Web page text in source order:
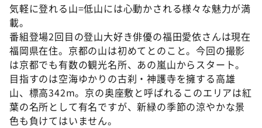
探偵！ナイトスクープ
河合＆A.B.C-Z塚田×福井アナ「なんでやねん！？」
（news おかえり）
DAIGOも台所 ～きょうの献立 何にする？～
本日はダイアンなり！シーズン２
朝だ！生です旅サラダ
気軽に登れる山=低山には心動かされる様々な魅力が満
載。
番組登場2回目の登山大好き俳優の福田愛依さんは現在
福岡県在住。京都の山は初めてとのこと。今回の撮影
は京都でも有数の観光名所、あの嵐山からスタート。
目指すのは空海ゆかりの古刹・神護寺を擁する高雄
山、標高342m。京の奥座敷と呼ばれるこのエリアは紅
葉の名所として有名ですが、新緑の季節の涼やかな景
色も負けてはいません。